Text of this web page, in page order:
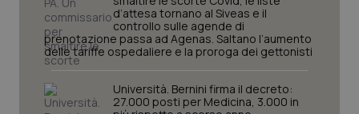
Piemonte
Provincia Autonoma di Bolzano
Provincia Autonoma di Trento
HIV
Infezioni & Febbre
Ipertensione & Scompenso
d’attesa tornano al Siveas e il
controllo sulle agende di
prenotazione passa ad Agenas. Saltano l’aumento
delle tariffe ospedaliere e la proroga dei gettonisti
Università. Bernini firma il decreto:
27.000 posti per Medicina, 3.000 in